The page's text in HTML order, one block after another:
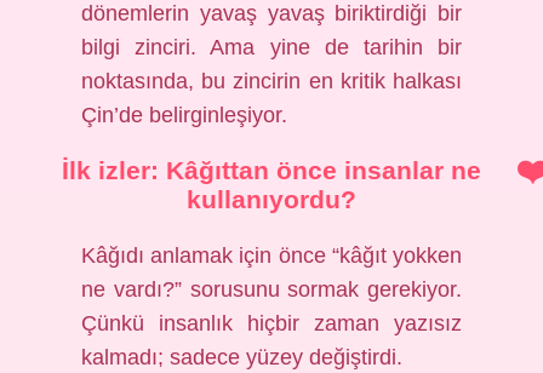
dönemlerin yavaş yavaş biriktirdiği bir
bilgi zinciri. Ama yine de tarihin bir
noktasında, bu zincirin en kritik halkası
Çin’de belirginleşiyor.
İlk izler: Kâğıttan önce insanlar ne
kullanıyordu?
Kâğıdı anlamak için önce “kâğıt yokken
ne vardı?” sorusunu sormak gerekiyor.
Çünkü insanlık hiçbir zaman yazısız
kalmadı; sadece yüzey değiştirdi.